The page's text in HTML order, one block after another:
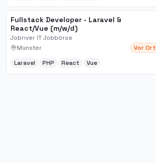
Fullstack Developer - Laravel &
React/Vue (m/w/d)
Jobriver IT Jobbörse
Münster
Vor Ort
Laravel PHP React Vue